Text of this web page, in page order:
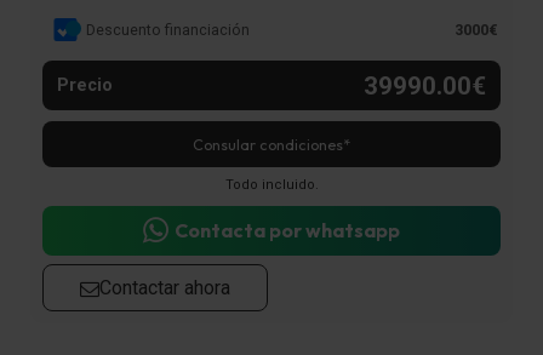
Descuento financiación 3000€
Precio 39990.00€
Consular condiciones*
Todo incluido.
Contacta por whatsapp
Contactar ahora